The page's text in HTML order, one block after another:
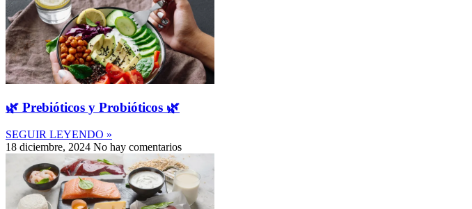
🌿 Prebióticos y Probióticos 🌿
SEGUIR LEYENDO »
18 diciembre, 2024 No hay comentarios